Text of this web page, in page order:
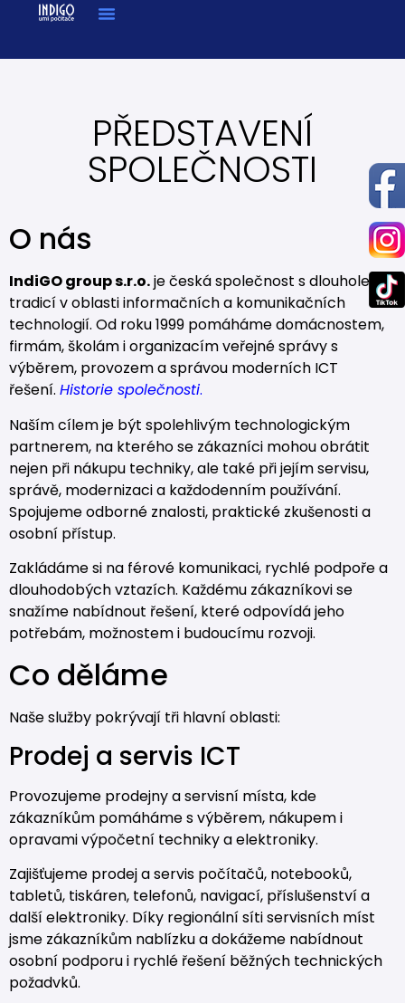
PŘEDSTAVENÍ
SPOLEČNOSTI
O nás
IndiGO group s.r.o.je česká společnost s dlouholetou
tradicí v oblasti informačních a komunikačních
technologií. Od roku 1999 pomáháme domácnostem,
firmám, školám i organizacím veřejné správy s
výběrem, provozem a správou moderních ICT
řešení. Historie společnosti.
Naším cílem je být spolehlivým technologickým
partnerem, na kterého se zákazníci mohou obrátit
nejen při nákupu techniky, ale také při jejím servisu,
správě, modernizaci a každodenním používání.
Spojujeme odborné znalosti, praktické zkušenosti a
osobní přístup.
Zakládáme si na férové komunikaci, rychlé podpoře a
dlouhodobých vztazích. Každému zákazníkovi se
snažíme nabídnout řešení, které odpovídá jeho
potřebám, možnostem i budoucímu rozvoji.
Co děláme
Naše služby pokrývají tři hlavní oblasti:
Prodej a servis ICT
Provozujeme prodejny a servisní místa, kde
zákazníkům pomáháme s výběrem, nákupem i
opravami výpočetní techniky a elektroniky.
Zajišťujeme prodej a servis počítačů, notebooků,
tabletů, tiskáren, telefonů, navigací, příslušenství a
další elektroniky. Díky regionální síti servisních míst
jsme zákazníkům nablízku a dokážeme nabídnout
osobní podporu i rychlé řešení běžných technických
požadvků.